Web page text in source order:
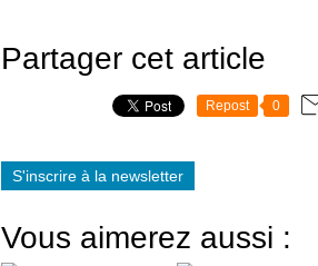
Partager cet article
Repost 0
S'inscrire à la newsletter
Vous aimerez aussi :